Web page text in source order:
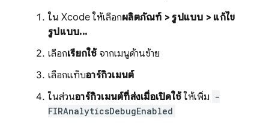
ใน Xcode ให้เลือกผลิตภัณฑ์ > รูปแบบ > แก้ไข
รูปแบบ...
เลือกเรียกใช้ จากเมนูด้านซ้าย
เลือกแท็บอาร์กิวเมนต์
ในส่วนอาร์กิวเมนต์ที่ส่งเมื่อเปิดใช้ ให้เพิ่ม -
FIRAnalyticsDebugEnabled